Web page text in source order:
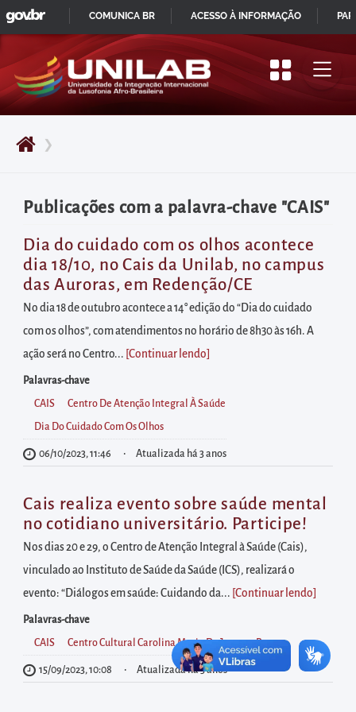
Pular
para
início
do
principal
Acessar
diretamente
o
menu
principal
Acessar
diretamente
à
área
para
realizar
buscas
internas
Acessar
diretamente
informações
rodapé
❯
Publicações com a palavra-chave "CAIS"
Dia do cuidado com os olhos acontece
dia 18/10, no Cais da Unilab, no campus
das Auroras, em Redenção/CE
No dia 18 de outubro acontece a 14° edição do “Dia do cuidado
com os olhos”, com atendimentos no horário de 8h30 às 16h. A
ação será no Centro... [Continuar lendo
Palavras-chave
CAIS Centro De Atenção Integral À Saúde
Dia Do Cuidado Com Os Olhos
06/10/2023, 11:46 Atualizada há 3 anos
Cais realiza evento sobre saúde mental
no cotidiano universitário. Participe!
Nos dias 20 e 29, o Centro de Atenção Integral à Saúde (Cais),
vinculado ao Instituto de Saúde da Saúde (ICS), realizará o
evento: “Diálogos em saúde: Cuidando da... [Continuar lendo
Palavras-chave
CAIS Centro Cultural Carolina Maria De Jesus Proex
15/09/2023, 10:08 Atualizada há 3 anos
IR
PARA
CONTEÚDO
GOVBR
COMUNICA BR ACESSO À INFORMAÇÃO